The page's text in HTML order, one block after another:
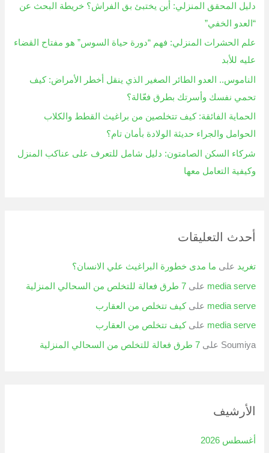
دليل المحقق المنزلي: أين يختبئ بق الفراش؟ خريطة البحث عن
“العدو الخفي”
علم الحشرات المنزلي: فهم “دورة حياة السوس” هو مفتاح القضاء
عليه للأبد
الناموس.. العدو الطائر الصغير الذي ينقل أخطر الأمراض: كيف
تحمي نفسك وأسرتك بطرق فعّالة؟
الحماية الفائقة: كيف تتخلصين من براغيث القطط والكلاب
الحوامل والجراء حديثة الولادة بأمان تام؟
شركاء السكن الصامتون: دليل شامل للتعرف على عناكب المنزل
وكيفية التعامل معها
أحدث التعليقات
تغريد على ما مدى خطورة البراغيث علي الانسان؟
media serve على7 طرق فعالة للتخلص من السحالي المنزلية
media serve علىكيف تتخلص من العقارب
media serve علىكيف تتخلص من العقارب
Soumiya على7 طرق فعالة للتخلص من السحالي المنزلية
الأرشيف
أغسطس 2026